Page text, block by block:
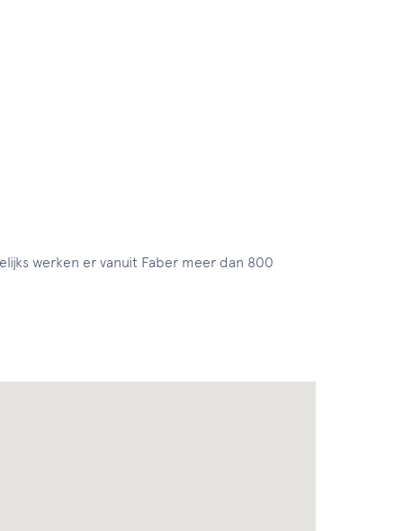
werken er vanuit Faber meer dan 800